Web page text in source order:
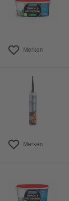
Merken
Merken